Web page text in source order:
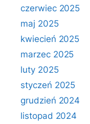
czerwiec 2025
maj 2025
kwiecień 2025
marzec 2025
luty 2025
styczeń 2025
grudzień 2024
listopad 2024